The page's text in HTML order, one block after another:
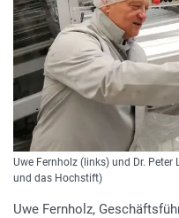
Uwe Fernholz (links) und Dr.
und das Hochstift)
Uwe Fernholz,